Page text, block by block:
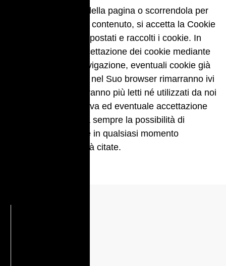
una qualsiasi parte della pagina o scorrendola per
evidenziare ulteriore contenuto, si accetta la Cookie
Policy e verranno impostati e raccolti i cookie. In
caso di mancata accettazione dei cookie mediante
abbandono della navigazione, eventuali cookie già
registrati localmente nel Suo browser rimarranno ivi
registrati ma non saranno più letti né utilizzati da noi
fino ad una successiva ed eventuale accettazione
della Policy. Lei avrà sempre la possibilità di
rimuovere tali cookie in qualsiasi momento
attraverso le modalità citate.